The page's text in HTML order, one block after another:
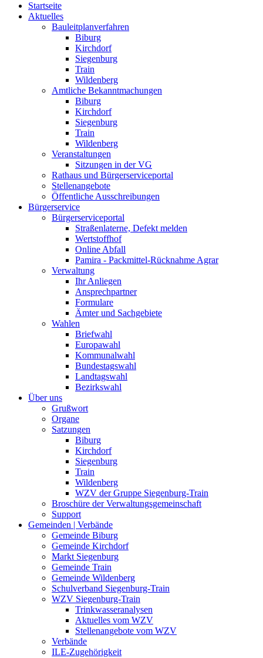
Startseite
Aktuelles
Bauleitplanverfahren
Biburg
Kirchdorf
Siegenburg
Train
Wildenberg
Amtliche Bekanntmachungen
Biburg
Kirchdorf
Siegenburg
Train
Wildenberg
Veranstaltungen
Sitzungen in der VG
Rathaus und Bürgerserviceportal
Stellenangebote
Öffentliche Ausschreibungen
Bürgerservice
Bürgerserviceportal
Straßenlaterne, Defekt melden
Wertstoffhof
Online Abfall
Pamira - Packmittel-Rücknahme Agrar
Verwaltung
Ihr Anliegen
Ansprechpartner
Formulare
Ämter und Sachgebiete
Wahlen
Briefwahl
Europawahl
Kommunalwahl
Bundestagswahl
Landtagswahl
Bezirkswahl
Über uns
Grußwort
Organe
Satzungen
Biburg
Kirchdorf
Siegenburg
Train
Wildenberg
WZV der Gruppe Siegenburg-Train
Broschüre der Verwaltungsgemeinschaft
Support
Gemeinden | Verbände
Gemeinde Biburg
Gemeinde Kirchdorf
Markt Siegenburg
Gemeinde Train
Gemeinde Wildenberg
Schulverband Siegenburg-Train
WZV Siegenburg-Train
Trinkwasseranalysen
Aktuelles vom WZV
Stellenangebote vom WZV
Verbände
ILE-Zugehörigkeit